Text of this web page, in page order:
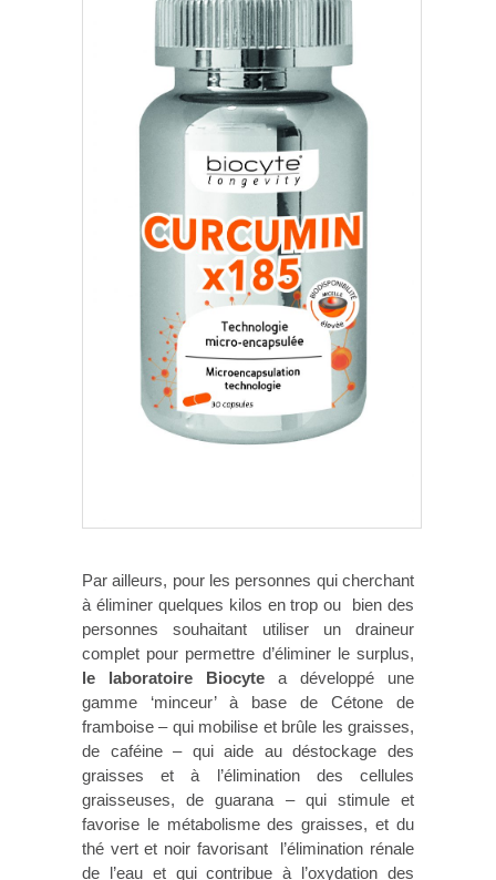
Par ailleurs, pour les personnes qui cherchant
à éliminer quelques kilos en trop ou bien des
personnes souhaitant utiliser un draineur
complet pour permettre d’éliminer le surplus,
le laboratoire Biocyte a développé une
gamme ‘minceur’ à base de Cétone de
framboise – qui mobilise et brûle les graisses,
de caféine – qui aide au déstockage des
graisses et à l’élimination des cellules
graisseuses, de guarana – qui stimule et
favorise le métabolisme des graisses, et du
thé vert et noir favorisant l’élimination rénale
de l’eau et qui contribue à l’oxydation des